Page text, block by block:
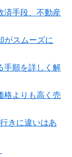
済手段、不動産
がスムーズに
手順を詳しく解
格よりも高く売
きに違いはあ